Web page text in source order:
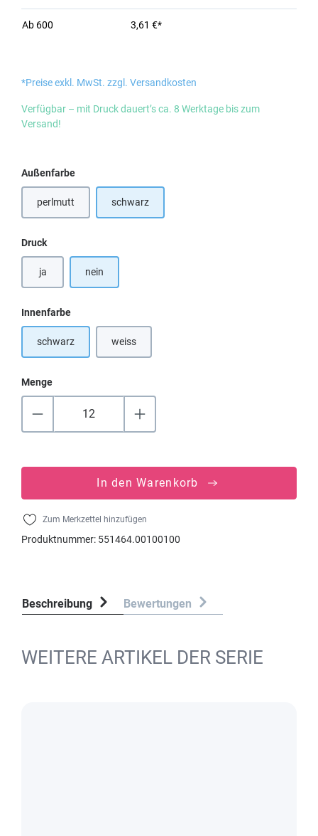
Ab 600 3,61 €*
*Preise exkl. MwSt. zzgl. Versandkosten
Verfügbar – mit Druck dauert’s ca. 8 Werktage bis zum
Versand!
Außenfarbeauswählen
perlmutt(Diese Option ist zurzeit nicht verfügbar.)
schwarz
Druckauswählen
ja nein
Innenfarbeauswählen
schwarz weiss(Diese Option ist zurzeit nicht verfügbar.)
Menge
In den Warenkorb
Zum Merkzettel hinzufügen
Produktnummer: 551464.00100100
Beschreibung Bewertungen
WEITERE ARTIKEL DER SERIE